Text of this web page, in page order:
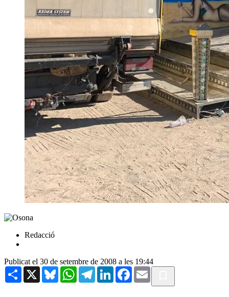
Redacció
Publicat el 30 de setembre de 2008 a les 19:44
Share X BlueskyWhatsAppTelegramLinkedInFacebook
Email